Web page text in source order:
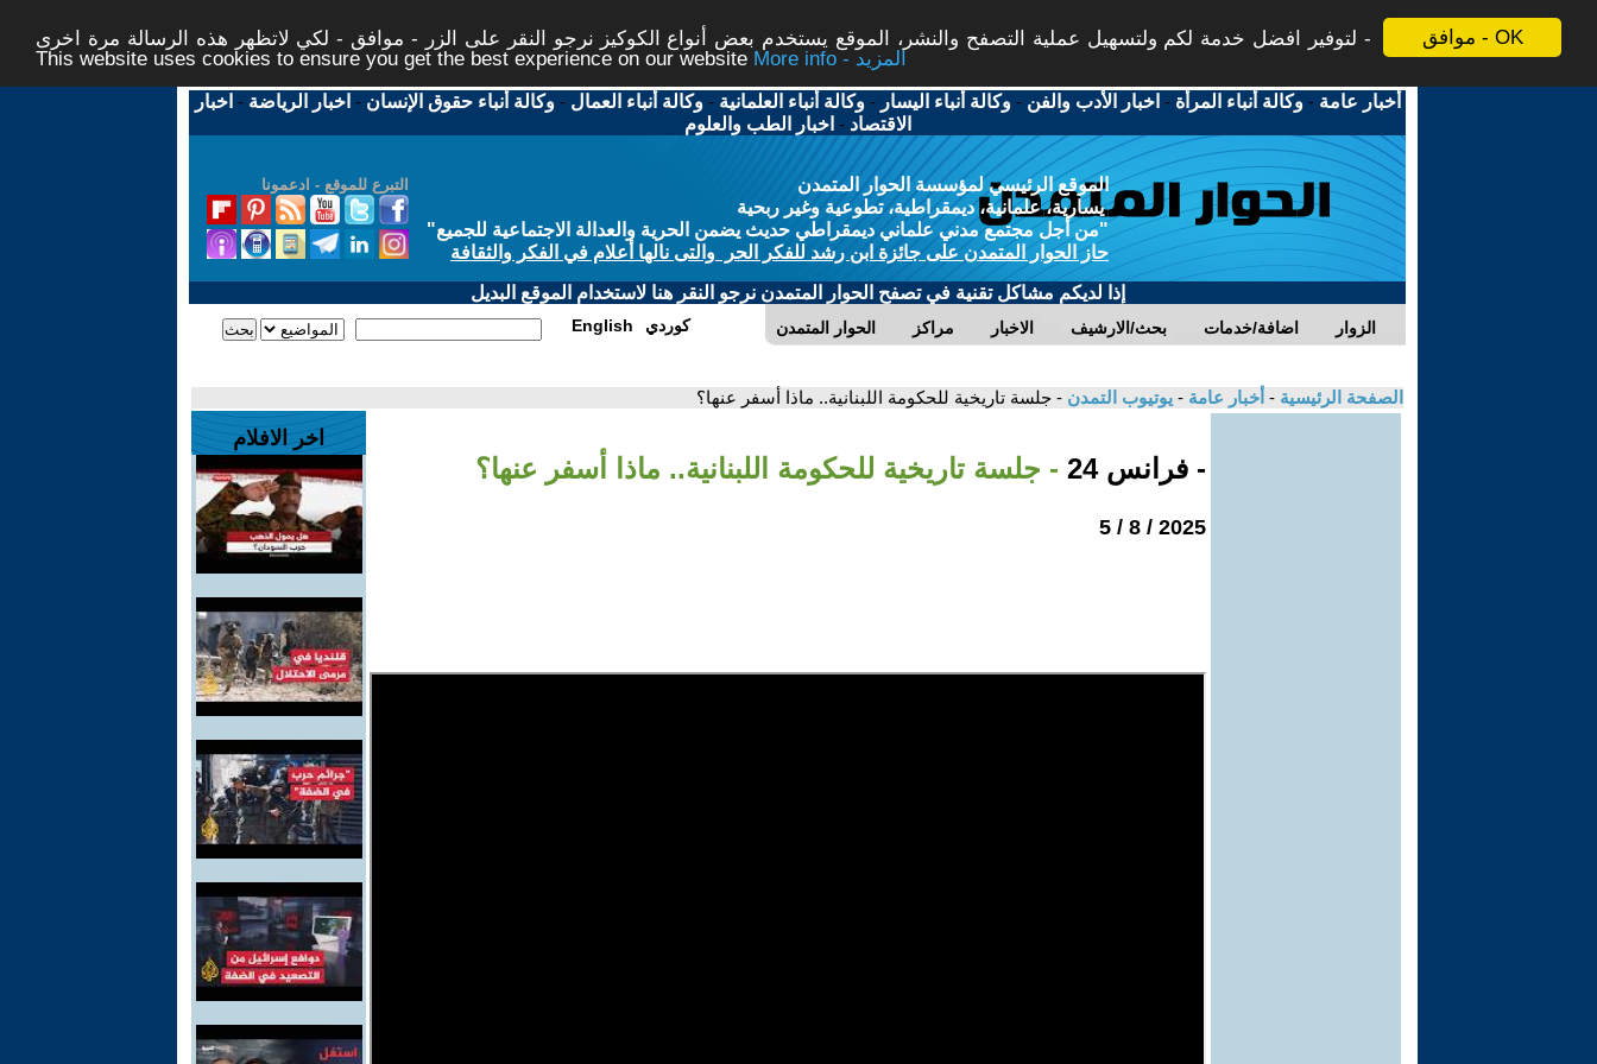
موافق - OK
لتوفير افضل خدمة لكم ولتسهيل عملية التصفح والنشر، الموقع يستخدم بعض أنواع الكوكيز نرجو النقر على الزر - موافق - لكي لاتظهر هذه الرسالة مرة اخرى -
This website uses cookies to ensure you get the best experience on our website
More info - المزيد
أخبار عامة -وكالة أنباء المرأة - اخبار الأدب والفن -وكالة أنباء اليسار -وكالة أنباء العلمانية -وكالة أنباء العمال -وكالة أنباء حقوق الإنسان - اخبار الرياضة - اخبار
الاقتصاد - اخبار الطب والعلوم
التبرع للموقع - ادعمونا
الموقع الرئيسي لمؤسسة الحوار المتمدن
يسارية، علمانية، ديمقراطية، تطوعية وغير ربحية
"من أجل مجتمع مدني علماني ديمقراطي حديث يضمن الحرية والعدالة الاجتماعية للجميع"
حاز الحوار المتمدن على جائزة ابن رشد للفكر الحر والتى نالها أعلام في الفكر والثقافة
إذا لديكم مشاكل تقنية في تصفح الحوار المتمدن نرجو النقر هنا لاستخدام الموقع البديل
الحوار المتمدن مراكز الاخبار بحث/الارشيف اضافة/خدمات الزوار English كوردي
الصفحة الرئيسية - أخبار عامة - يوتيوب التمدن - جلسة تاريخية للحكومة اللبنانية.. ماذا أسفر عنها؟
- فرانس 24 - جلسة تاريخية للحكومة اللبنانية.. ماذا أسفر عنها؟
2025 / 8 / 5
اخر الافلام